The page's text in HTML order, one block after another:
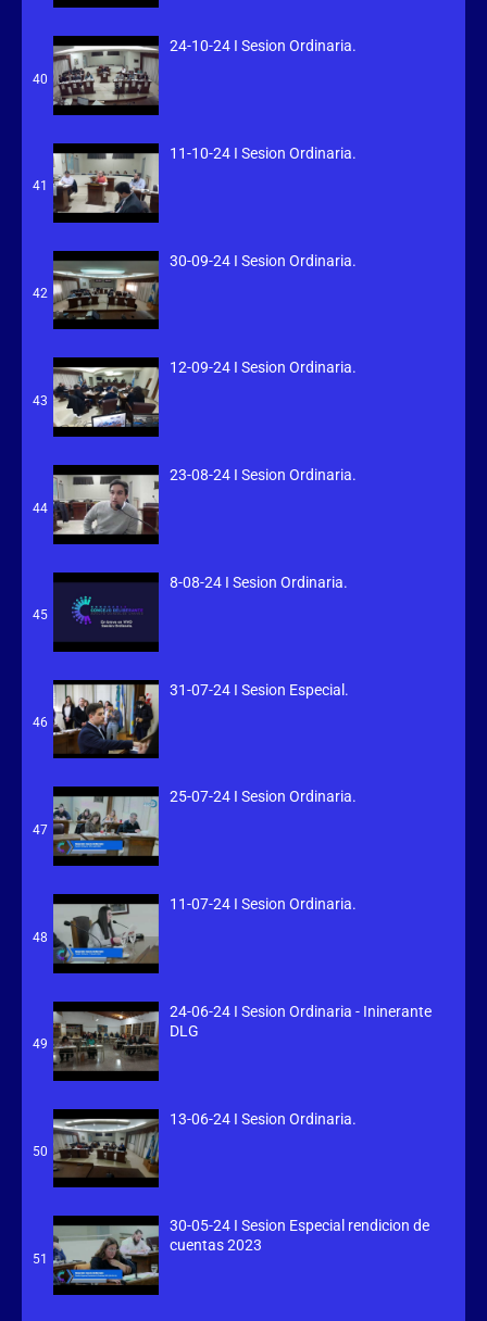
40
24-10-24 I Sesion Ordinaria.
41
11-10-24 I Sesion Ordinaria.
42
30-09-24 I Sesion Ordinaria.
43
12-09-24 I Sesion Ordinaria.
44
23-08-24 I Sesion Ordinaria.
45
8-08-24 I Sesion Ordinaria.
46
31-07-24 I Sesion Especial.
47
25-07-24 I Sesion Ordinaria.
48
11-07-24 I Sesion Ordinaria.
49
24-06-24 I Sesion Ordinaria - Ininerante
DLG
50
13-06-24 I Sesion Ordinaria.
51
30-05-24 I Sesion Especial rendicion de
cuentas 2023